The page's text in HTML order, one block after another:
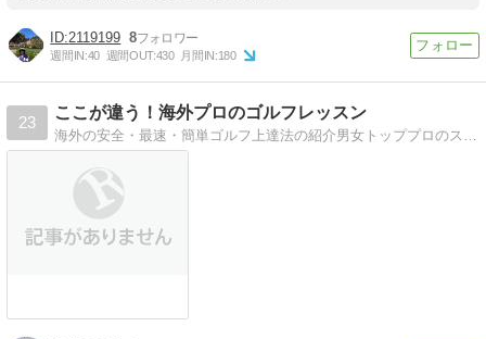
2119199 8
週間IN:40 週間OUT:430 月間IN:180
23
ここが違う！海外プロのゴルフレッスン
海外の安全・最速・簡単ゴルフ上達法の紹介男女トッププロのスイング分析・分解写真が満載です。